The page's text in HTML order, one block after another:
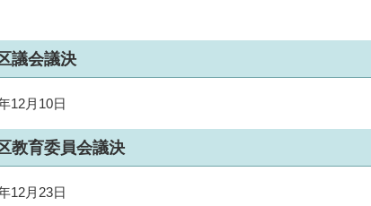
議会議決
12月10日
教育委員会議決
12月23日